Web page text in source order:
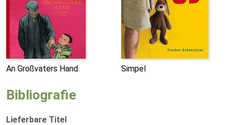
An Großvaters Hand Simpel
Bibliografie
Lieferbare Titel